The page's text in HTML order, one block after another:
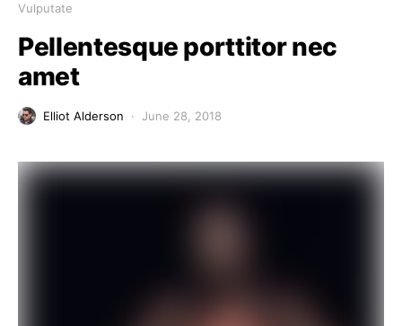
Vulputate
Pellentesque porttitor nec
amet
Elliot Alderson June 28, 2018